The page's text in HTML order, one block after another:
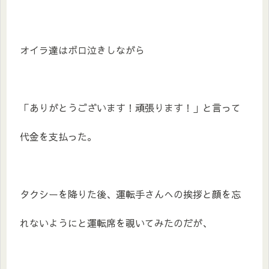
オイラ達はボロ泣きしながら
「ありがとうございます！頑張ります！」と言って
代金を支払った。
タクシーを降りた後、運転手さんへの挨拶と顔を忘
れないようにと運転席を覗いてみたのだが、